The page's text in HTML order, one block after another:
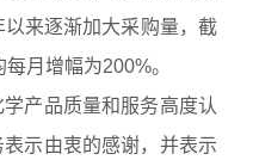
来逐渐加大采购量，截
月增幅为200%。
产品质量和服务高度认
示由衷的感谢，并表示